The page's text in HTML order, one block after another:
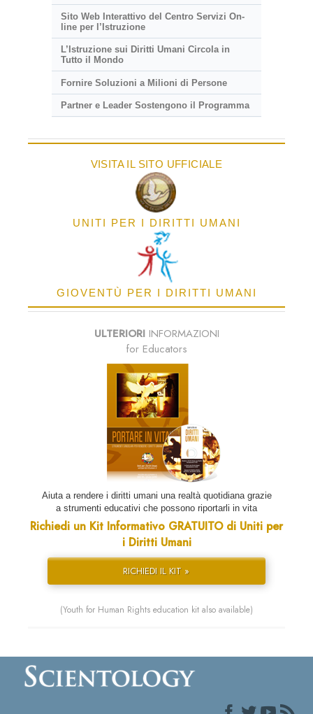
Sito Web Interattivo del Centro Servizi On-
line per l’Istruzione
L’Istruzione sui Diritti Umani Circola in
Tutto il Mondo
Fornire Soluzioni a Milioni di Persone
Partner e Leader Sostengono il Programma
VISITA IL SITO UFFICIALE
UNITI PER I DIRITTI UMANI
GIOVENTÙ PER I DIRITTI UMANI
ULTERIORIINFORMAZIONI
for Educators
Aiuta a rendere i diritti umani una realtà quotidiana grazie
a strumenti educativi che possono riportarli in vita
Richiedi un Kit Informativo GRATUITO di Uniti per
i Diritti Umani
RICHIEDI IL KIT »
(Youth for Human Rights education kit also available)